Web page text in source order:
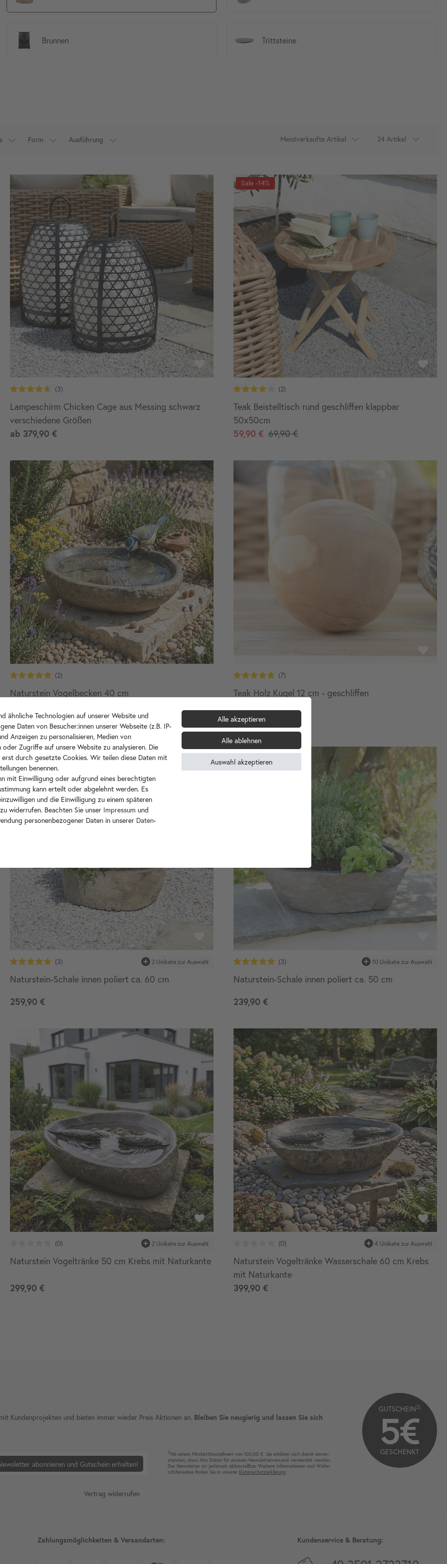
Brunnen Trittsteine
Form Ausführung
Lampeschirm Chicken Cage aus Messing schwarz
verschiedene Größen
ab 379,90 €
-14%
Teak Beistelltisch rund geschliffen klappbar
50x50cm
59,90 € 69,90 €
Naturstein Vogelbecken 40 cm
129,90 €
Aktuell nicht verfügbar
Teak Holz Kugel 12 cm - geschliffen
19,90 €
2 Unikate zur Auswahl
Naturstein-Schale innen poliert ca. 60 cm
259,90 €
10 Unikate zur Auswahl
Naturstein-Schale innen poliert ca. 50 cm
239,90 €
Naturstein Vogeltränke 50 cm Krebs mit Naturkante
299,90 €
Naturstein Vogeltränke Wasserschale 60 cm Krebs
mit Naturkante
399,90 €
Kundenprojekten und bieten immer wieder Preis Aktionen an. Bleiben Sie neugierig und lassen Sie sich
abonnieren und Gutschein erhalten!
2)Ab einem Mindest­bestell­wert von 100,00 €. Sie erklären sich damit ein­ver­
standen, dass Ihre Da­ten für unseren News­letter­versand ver­wen­det werden.
Der News­letter ist jeder­zeit ab­bestel­lbar. Weitere Infor­mationen und Wider­
rufshin­weise finden Sie in unserer Daten­schutz­erklärung
GUTSCHEIN2)
5€
GESCHENKT
Vertrag widerrufen
Zahlungsmöglichkeiten & Versandarten: Kundenservice & Beratung:
ähnliche Technologien auf unserer Website und
Daten von Besucher:innen unserer Webseite (z.B. IP-
Anzeigen zu personalisieren, Medien von
Zugriffe auf unsere Website zu analysieren. Die
durch gesetzte Cookies. Wir teilen diese Daten mit
benennen.
mit Einwilligung oder aufgrund eines berechtigten
kann erteilt oder abgelehnt werden. Es
und die Einwilligung zu einem späteren
widerrufen. Beachten Sie unser Impressum und
personenbezogener Daten in unserer Daten­
Alle akzeptieren
Alle ablehnen
Auswahl akzeptieren